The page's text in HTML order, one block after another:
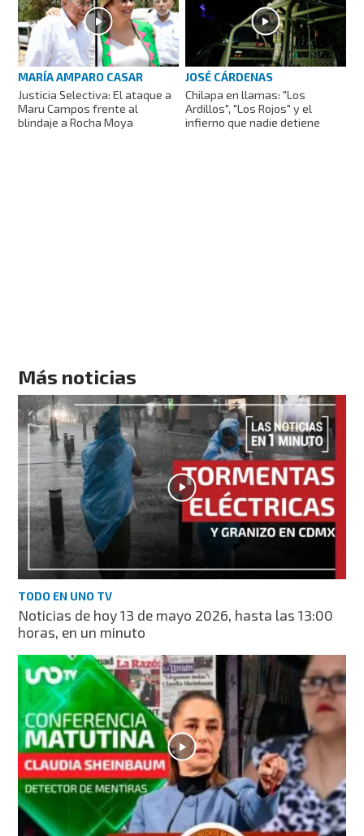
MARÍA AMPARO CASAR
Justicia Selectiva: El ataque a
Maru Campos frente al
blindaje a Rocha Moya
JOSÉ CÁRDENAS
Chilapa en llamas: "Los
Ardillos", "Los Rojos" y el
infierno que nadie detiene
Más noticias
TODO EN UNO TV
Noticias de hoy 13 de mayo 2026, hasta las 13:00
horas, en un minuto